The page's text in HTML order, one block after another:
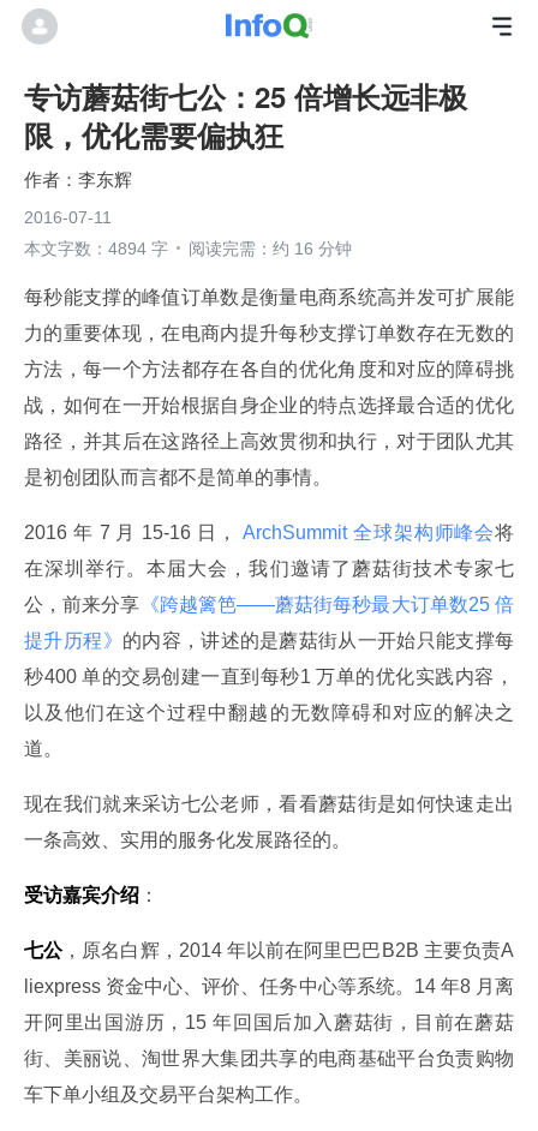
专访蘑菇街七公：25 倍增长远非极
限，优化需要偏执狂
李东辉
2016-07-11
本文字数：4894 字
阅读完需：约 16 分钟
每秒能支撑的峰值订单数是衡量电商系统高并发可扩展能
力的重要体现，在电商内提升每秒支撑订单数存在无数的
方法，每一个方法都存在各自的优化角度和对应的障碍挑
战，如何在一开始根据自身企业的特点选择最合适的优化
路径，并其后在这路径上高效贯彻和执行，对于团队尤其
是初创团队而言都不是简单的事情。
2016 年 7 月 15-16 日， ArchSummit 全球架构师峰会将
在深圳举行。本届大会，我们邀请了蘑菇街技术专家七
公，前来分享 《跨越篱笆——蘑菇街每秒最大订单数25 倍
提升历程​》 的内容，讲述的是蘑菇街从一开始只能支撑每
秒400 单的交易创建一直到每秒1 万单的优化实践内容，
以及他们在这个过程中翻越的无数障碍和对应的解决之
道。
现在我们就来采访七公老师，看看蘑菇街是如何快速走出
一条高效、实用的服务化发展路径的。
受访嘉宾介绍 ：
七公，原名白辉，2014 年以前在阿里巴巴B2B 主要负责A
liexpress 资金中心、评价、任务中心等系统。14 年8 月离
开阿里出国游历，15 年回国后加入蘑菇街，目前在蘑菇
街、美丽说、淘世界大集团共享的电商基础平台负责购物
车下单小组及交易平台架构工作。